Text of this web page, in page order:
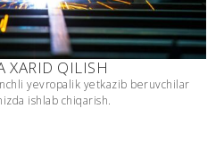
XARID QILISH
yevropalik yetkazib beruvchilar
ishlab chiqarish.